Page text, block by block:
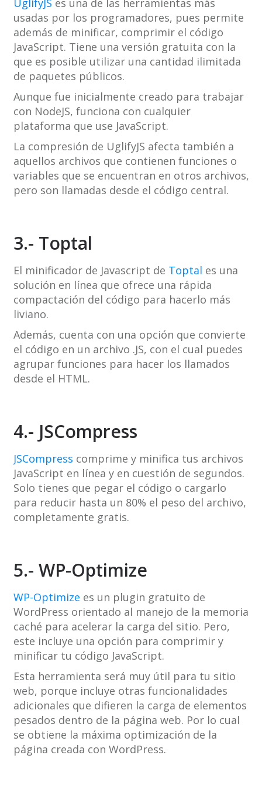
UglifyJS es una de las herramientas más
usadas por los programadores, pues permite
además de minificar, comprimir el código
JavaScript. Tiene una versión gratuita con la
que es posible utilizar una cantidad ilimitada
de paquetes públicos.
Aunque fue inicialmente creado para trabajar
con NodeJS, funciona con cualquier
plataforma que use JavaScript.
La compresión de UglifyJS afecta también a
aquellos archivos que contienen funciones o
variables que se encuentran en otros archivos,
pero son llamadas desde el código central.
3.- Toptal
El minificador de Javascript de Toptal es una
solución en línea que ofrece una rápida
compactación del código para hacerlo más
liviano.
Además, cuenta con una opción que convierte
el código en un archivo .JS, con el cual puedes
agrupar funciones para hacer los llamados
desde el HTML.
4.- JSCompress
JSCompress comprime y minifica tus archivos
JavaScript en línea y en cuestión de segundos.
Solo tienes que pegar el código o cargarlo
para reducir hasta un 80% el peso del archivo,
completamente gratis.
5.- WP-Optimize
WP-Optimize es un plugin gratuito de
WordPress orientado al manejo de la memoria
caché para acelerar la carga del sitio. Pero,
este incluye una opción para comprimir y
minificar tu código JavaScript.
Esta herramienta será muy útil para tu sitio
web, porque incluye otras funcionalidades
adicionales que difieren la carga de elementos
pesados dentro de la página web. Por lo cual
se obtiene la máxima optimización de la
página creada con WordPress.